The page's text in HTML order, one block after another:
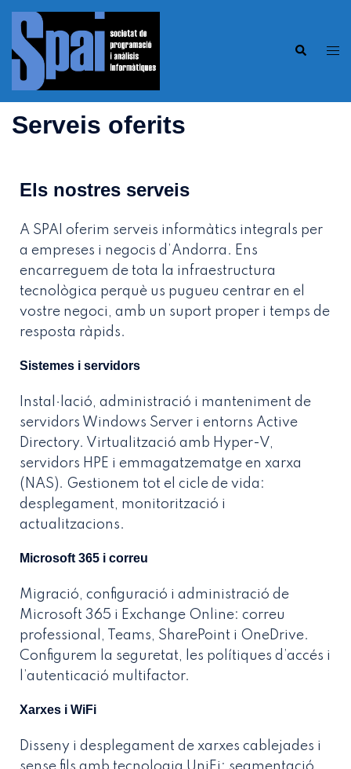
Serveis oferits
Els nostres serveis
A SPAI oferim serveis informàtics integrals per
a empreses i negocis d’Andorra. Ens
encarreguem de tota la infraestructura
tecnològica perquè us pugueu centrar en el
vostre negoci, amb un suport proper i temps de
resposta ràpids.
Sistemes i servidors
Instal·lació, administració i manteniment de
servidors Windows Server i entorns Active
Directory. Virtualització amb Hyper-V,
servidors HPE i emmagatzematge en xarxa
(NAS). Gestionem tot el cicle de vida:
desplegament, monitorització i
actualitzacions.
Microsoft 365 i correu
Migració, configuració i administració de
Microsoft 365 i Exchange Online: correu
professional, Teams, SharePoint i OneDrive.
Configurem la seguretat, les polítiques d’accés i
l’autenticació multifactor.
Xarxes i WiFi
Disseny i desplegament de xarxes cablejades i